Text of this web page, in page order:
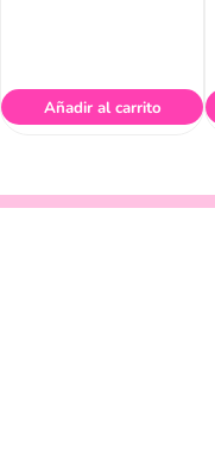
Añadir al carrito